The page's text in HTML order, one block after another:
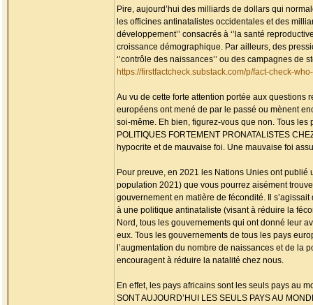
Pire, aujourd’hui des milliards de dollars qui
les officines antinatalistes occidentales et des
développement’’ consacrés à ‘’la santé
croissance démographique. Par ailleurs, des
‘’contrôle des naissances’’ ou des campagnes
https://firstfactcheck.substack.com/p/fact-check-
Au vu de cette forte attention portée aux questions
européens ont mené de par le passé ou mènent
soi-même. Eh bien, figurez-vous que non. Tous les
POLITIQUES FORTEMENT PRONATALISTES
hypocrite et de mauvaise foi. Une mauvaise foi
Pour preuve, en 2021 les Nations Unies ont
population 2021) que vous pourrez aisément
gouvernement en matière de fécondité. Il
à une politique antinataliste (visant à réduire la
Nord, tous les gouvernements qui ont donné leur
eux. Tous les gouvernements de tous les pays
l’augmentation du nombre de naissances et de la
encouragent à réduire la natalité chez nous.
En effet, les pays africains sont les seuls pays au
SONT AUJOURD’HUI LES SEULS PAYS AU